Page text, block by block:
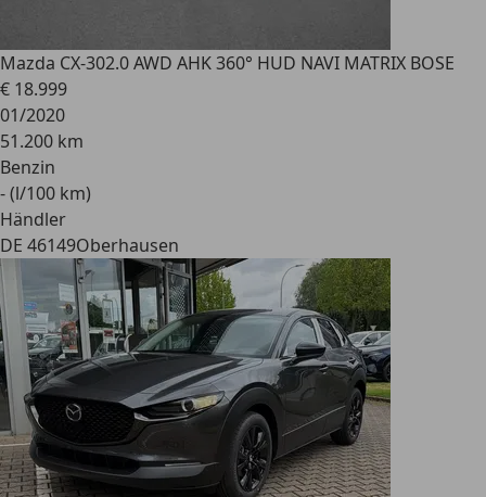
Mazda CX-302.0 AWD AHK 360° HUD NAVI MATRIX BOSE
€ 18.999
01/2020
51.200 km
Benzin
- (l/100 km)
Händler
DE 46149Oberhausen